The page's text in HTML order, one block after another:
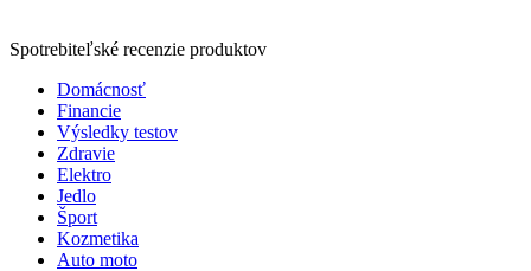
Spotrebiteľské recenzie produktov
Primary
Menu
Domácnosť
Financie
Výsledky testov
Zdravie
Elektro
Jedlo
Šport
Kozmetika
Auto moto